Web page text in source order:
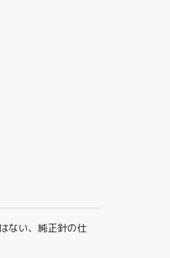
ない、純正針の仕